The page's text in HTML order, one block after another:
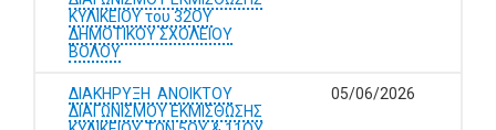
ΚΥΛΙΚΕΙΟΥ του 32ΟΥ
ΔΗΜΟΤΙΚΟΥ ΣΧΟΛΕΙΟΥ
ΒΟΛΟΥ
ΔΙΑΚΗΡΥΞΗ ΑΝΟΙΚΤΟΥ
ΔΙΑΓΩΝΙΣΜΟΥ ΕΚΜΙΣΘΩΣΗΣ
05/06/2026